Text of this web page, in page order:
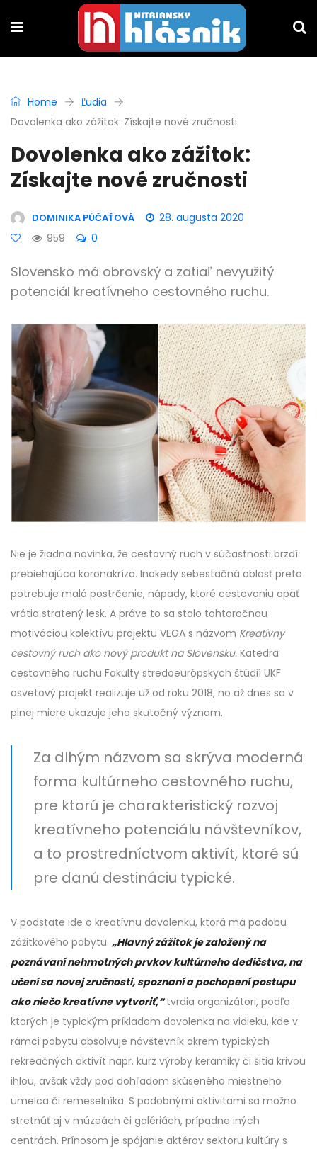
Home
Ľudia
Dovolenka ako zážitok: Získajte nové zručnosti
Dovolenka ako zážitok:
Získajte nové zručnosti
DOMINIKA PÚČAŤOVÁ
28. augusta 2020
959
0
Slovensko má obrovský a zatiaľ nevyužitý
potenciál kreatívneho cestovného ruchu.
Nie je žiadna novinka, že cestovný ruch v súčastnosti brzdí
prebiehajúca koronakríza. Inokedy sebestačná oblasť preto
potrebuje malá postrčenie, nápady, ktoré cestovaniu opäť
vrátia stratený lesk. A práve to sa stalo tohtoročnou
motiváciou kolektívu projektu VEGA s názvom Kreatívny
cestovný ruch ako nový produkt na Slovensku. Katedra
cestovného ruchu Fakulty stredoeurópskych štúdií UKF
osvetový projekt realizuje už od roku 2018, no až dnes sa v
plnej miere ukazuje jeho skutočný význam.
Za dlhým názvom sa skrýva moderná
forma kultúrneho cestovného ruchu,
pre ktorú je charakteristický rozvoj
kreatívneho potenciálu návštevníkov,
a to prostredníctvom aktivít, ktoré sú
pre danú destináciu typické.
V podstate ide o kreatívnu dovolenku, ktorá má podobu
zážitkového pobytu. „Hlavný zážitok je založený na
poznávaní nehmotných prvkov kultúrneho dedičstva, na
učení sa novej zručnosti, spoznaní a pochopení postupu
ako niečo kreatívne vytvoriť,“tvrdia organizátori, podľa
ktorých je typickým príkladom dovolenka na vidieku, kde v
rámci pobytu absolvuje návštevník okrem typických
rekreačných aktivít napr. kurz výroby keramiky či šitia krivou
ihlou, avšak vždy pod dohľadom skúseného miestneho
umelca či remeselníka. S podobnými aktivitami sa možno
stretnúť aj v múzeách či galériách, prípadne iných
centrách. Prínosom je spájanie aktérov sektoru kultúry s